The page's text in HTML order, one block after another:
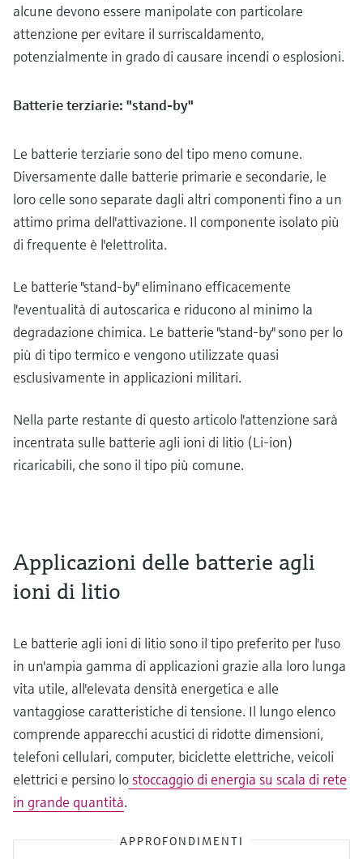
alcune devono essere manipolate con particolare
attenzione per evitare il surriscaldamento,
potenzialmente in grado di causare incendi o esplosioni.
Batterie terziarie: "stand-by"
Le batterie terziarie sono del tipo meno comune.
Diversamente dalle batterie primarie e secondarie, le
loro celle sono separate dagli altri componenti fino a un
attimo prima dell'attivazione. Il componente isolato più
di frequente è l'elettrolita.
Le batterie "stand-by" eliminano efficacemente
l'eventualità di autoscarica e riducono al minimo la
degradazione chimica. Le batterie "stand-by" sono per lo
più di tipo termico e vengono utilizzate quasi
esclusivamente in applicazioni militari.
Nella parte restante di questo articolo l'attenzione sarà
incentrata sulle batterie agli ioni di litio (Li-ion)
ricaricabili, che sono il tipo più comune.
Applicazioni delle batterie agli
ioni di litio
Le batterie agli ioni di litio sono il tipo preferito per l'uso
in un'ampia gamma di applicazioni grazie alla loro lunga
vita utile, all'elevata densità energetica e alle
vantaggiose caratteristiche di tensione. Il lungo elenco
comprende apparecchi acustici di ridotte dimensioni,
telefoni cellulari, computer, biciclette elettriche, veicoli
elettrici e persino lostoccaggio di energia su scala di rete
in grande quantità.
APPROFONDIMENTI